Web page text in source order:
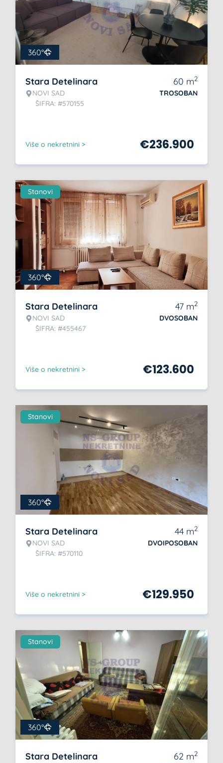
360°
Stara Detelinara
NOVI SAD
ŠIFRA: #570155
60 m2
TROSOBAN
Više o nekretnini > €236.900
Stanovi
360°
Stara Detelinara
NOVI SAD
ŠIFRA: #455467
47 m2
DVOSOBAN
Više o nekretnini > €123.600
Stanovi
360°
Stara Detelinara
NOVI SAD
ŠIFRA: #570110
44 m2
DVOIPOSOBAN
Više o nekretnini > €129.950
Stanovi
360°
Stara Detelinara 62 m2